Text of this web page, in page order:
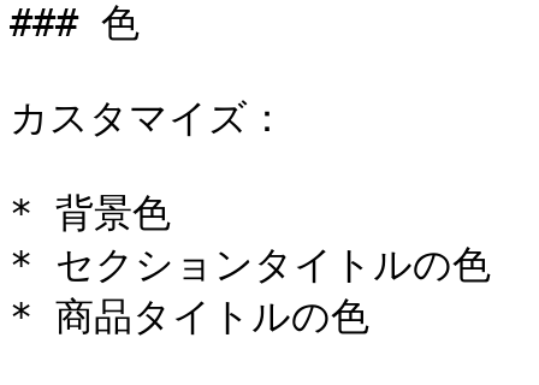
### 色
カスタマイズ：
* 背景色
* セクションタイトルの色
* 商品タイトルの色